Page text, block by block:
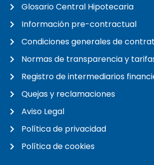
Glosario Central Hipotecaria
Información pre-contractual
Condiciones generales de
Normas de transparencia y
Registro de intermediarios
Quejas y reclamaciones
Aviso Legal
Política de privacidad
Política de cookies